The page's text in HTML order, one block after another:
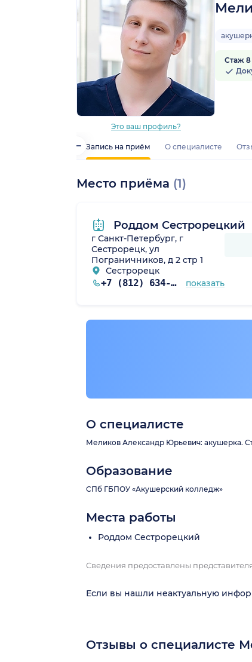
Это ваш профиль?
Стаж 8
Запись на приём О специалисте
Место приёма (1)
Роддом Сестрорецкий
г Санкт-Петербург, г
Сестрорецк, ул
Пограничников, д 2 стр 1
Сестрорецк
+7 (812) 634-41-35 показать
О специалисте
Меликов Александр Юрьевич: акушерка.
Образование
СПб ГБПОУ «Акушерский колледж»
Места работы
Роддом Сестрорецкий
Сведения предоставлены
Если вы нашли неактуальную
Отзывы о специалисте